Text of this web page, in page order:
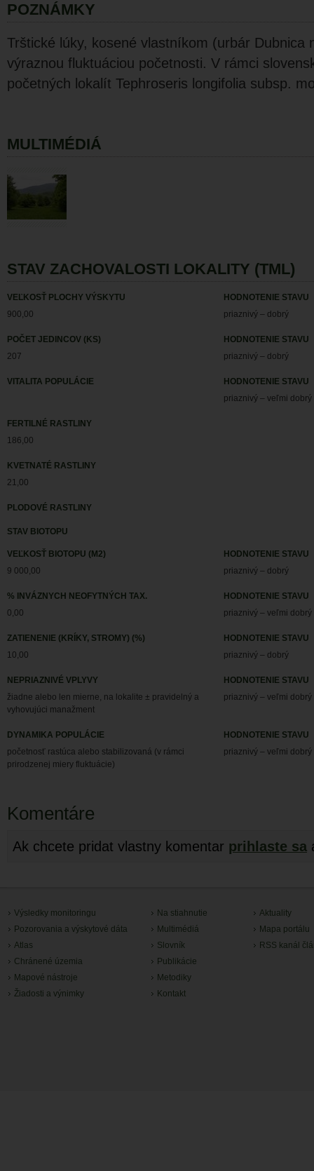
POZNÁMKY
Trštické lúky, kosené vlastníkom (urbár Dubnica
výraznou fluktuáciou početnosti. V rámci
početných lokalít Tephroseris longifolia subsp.
MULTIMÉDIÁ
STAV ZACHOVALOSTI LOKALITY (TML)
VEĽKOSŤ PLOCHY VÝSKYTU
900,00
HODNOTENIE STAVU
priaznivý – dobrý
POČET JEDINCOV (KS)
207
HODNOTENIE STAVU
priaznivý – dobrý
VITALITA POPULÁCIE
HODNOTENIE STAVU
priaznivý – veľmi dobrý
FERTILNÉ RASTLINY
186,00
KVETNATÉ RASTLINY
21,00
PLODOVÉ RASTLINY
STAV BIOTOPU
VEĽKOSŤ BIOTOPU (M2)
9 000,00
HODNOTENIE STAVU
priaznivý – dobrý
% INVÁZNYCH NEOFYTNÝCH TAX.
0,00
HODNOTENIE STAVU
priaznivý – veľmi dobrý
ZATIENENIE (KRÍKY, STROMY) (%)
10,00
HODNOTENIE STAVU
priaznivý – dobrý
NEPRIAZNIVÉ VPLYVY
žiadne alebo len mierne, na lokalite ± pravidelný a
vyhovujúci manažment
HODNOTENIE STAVU
priaznivý – veľmi dobrý
DYNAMIKA POPULÁCIE
početnosť rastúca alebo stabilizovaná (v rámci
prirodzenej miery fluktuácie)
HODNOTENIE STAVU
priaznivý – veľmi dobrý
Komentáre
Ak chcete pridat vlastny komentar prihlaste sa
Výsledky monitoringu
Pozorovania a výskytové dáta
Atlas
Chránené územia
Mapové nástroje
Žiadosti a výnimky
Na stiahnutie
Multimédiá
Slovník
Publikácie
Metodiky
Kontakt
Aktuality
Mapa portálu
RSS kanál